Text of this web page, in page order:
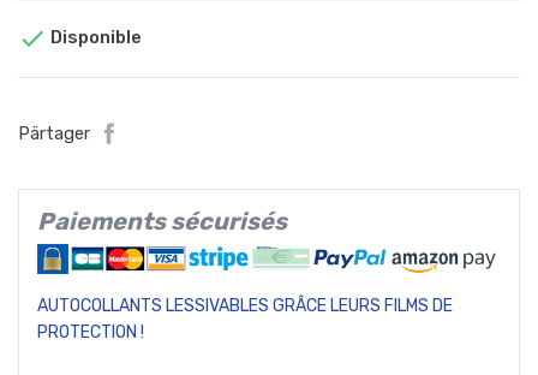
 Disponible
Pärtager
Paiements sécurisés
AUTOCOLLANTS LESSIVABLES GRÂCE LEURS FILMS DE
PROTECTION !